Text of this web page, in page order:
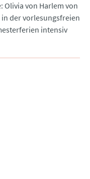
Olivia von Harlem von
der vorlesungsfreien
intensiv